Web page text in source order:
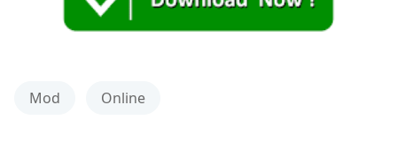
Mod Online